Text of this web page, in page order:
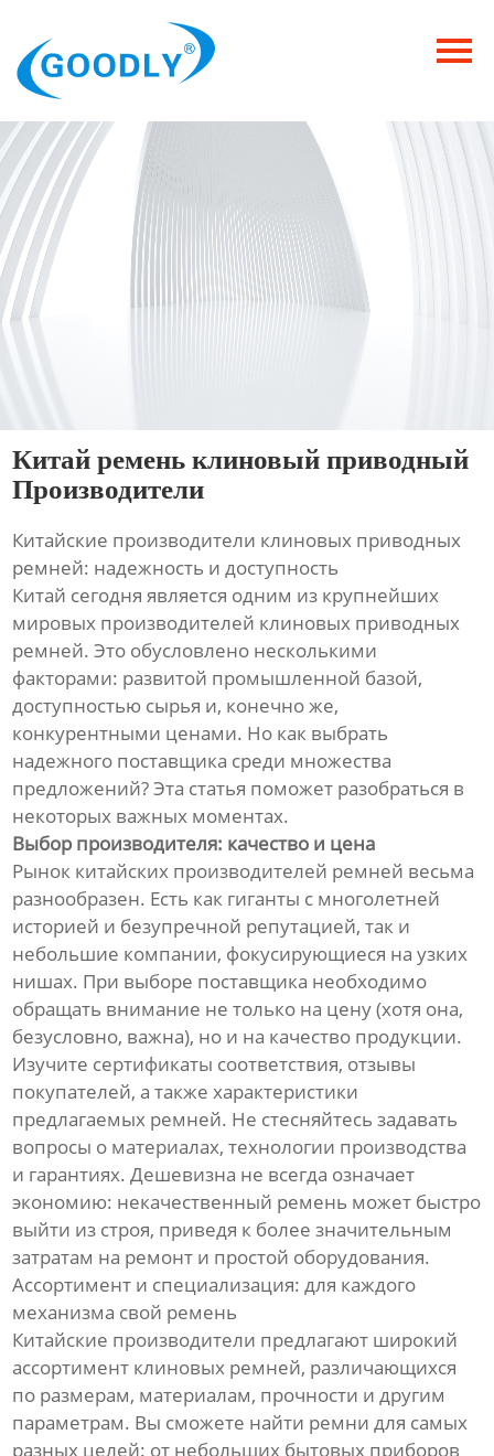
Продукция
ОТРАСЛИ
Категория
Новости
Контакты
Китай ремень клиновый приводный
Производители
Китайские производители клиновых приводных
ремней: надежность и доступность
Китай сегодня является одним из крупнейших
мировых производителей клиновых приводных
ремней. Это обусловлено несколькими
факторами: развитой промышленной базой,
доступностью сырья и, конечно же,
конкурентными ценами. Но как выбрать
надежного поставщика среди множества
предложений? Эта статья поможет разобраться в
некоторых важных моментах.
Выбор производителя: качество и цена
Рынок китайских производителей ремней весьма
разнообразен. Есть как гиганты с многолетней
историей и безупречной репутацией, так и
небольшие компании, фокусирующиеся на узких
нишах. При выборе поставщика необходимо
обращать внимание не только на цену (хотя она,
безусловно, важна), но и на качество продукции.
Изучите сертификаты соответствия, отзывы
покупателей, а также характеристики
предлагаемых ремней. Не стесняйтесь задавать
вопросы о материалах, технологии производства
и гарантиях. Дешевизна не всегда означает
экономию: некачественный ремень может быстро
выйти из строя, приведя к более значительным
затратам на ремонт и простой оборудования.
Ассортимент и специализация: для каждого
механизма свой ремень
Китайские производители предлагают широкий
ассортимент клиновых ремней, различающихся
по размерам, материалам, прочности и другим
параметрам. Вы сможете найти ремни для самых
разных целей: от небольших бытовых приборов